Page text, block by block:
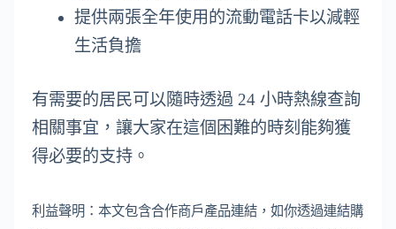
提供兩張全年使用的流動電話卡以減輕
生活負擔
有需要的居民可以隨時透過 24 小時熱線查詢
相關事宜，讓大家在這個困難的時刻能夠獲
得必要的支持。
利益聲明：本文包含合作商戶產品連結，如你透過連結購